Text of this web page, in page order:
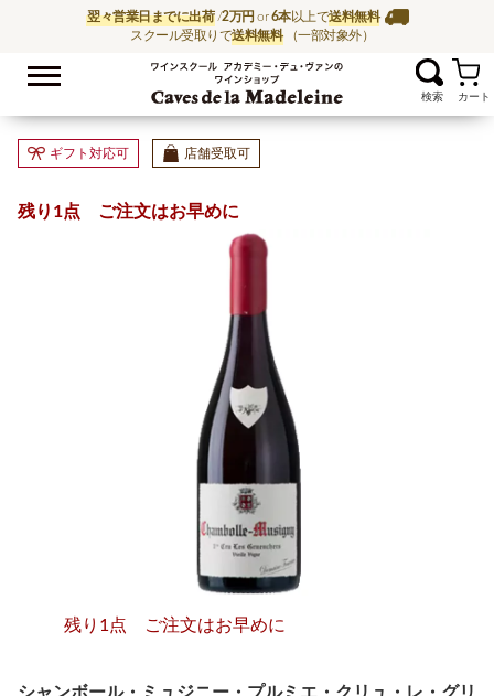
翌々営業日までに出荷/2万円 or6本以上で送料無料
スクール受取りで送料無料 （一部対象外）
ワイン通販ならワイ
お気に入
ギフト対応可 店舗受取可
残り1点 ご注文はお早めに
残り1点 ご注文はお早めに